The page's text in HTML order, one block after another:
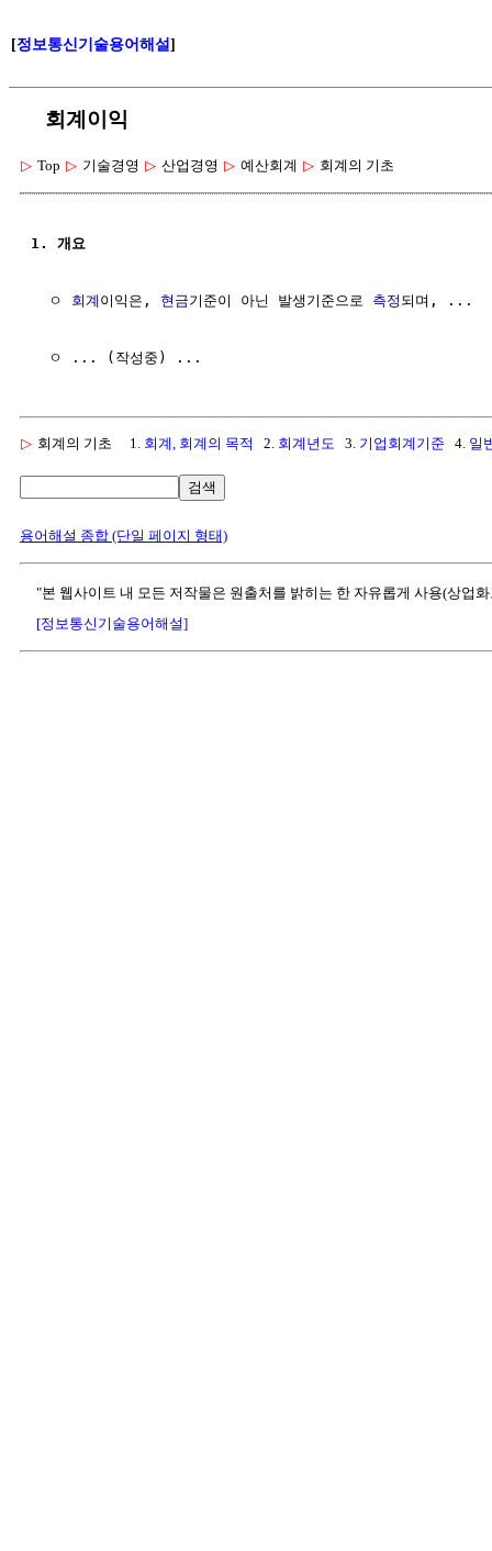
[정보통신기술용어해설]
회계이익
▷ Top ▷ 기술경영 ▷ 산업경영 ▷ 예산회계 ▷ 회계의 기초
1. 개요
  ㅇ
회계 이익은, 현금기준이 아닌 발생기준으로 측정 되며, ...
▷ 회계의 기초 1. 회계, 회계의 목적 2. 회계년도 3. 기업회계기준 4. 일
검색
용어해설 종합 (단일 페이지 형태)
"본 웹사이트 내 모든 저작물은 원출처를 밝히는 한 자유롭게 사용(상업
[정보통신기술용어해설]